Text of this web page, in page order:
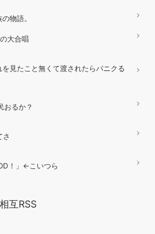
物語。
大合唱
を見たこと無くて渡されたらパニクる
おるか？
さ
！」←こいつら
互RSS